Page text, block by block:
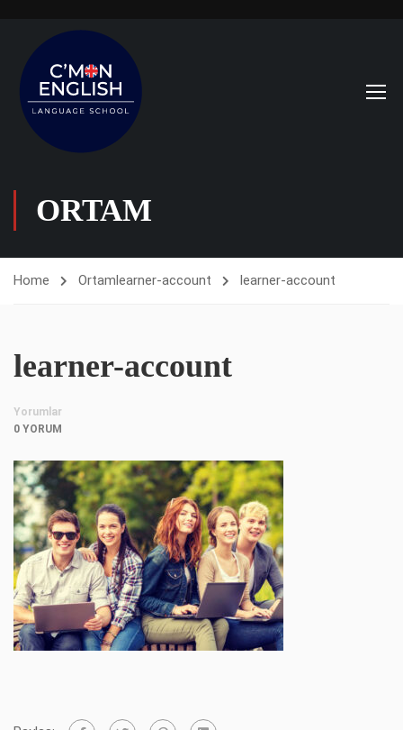
ORTAM
Home Ortamlearner-account learner-account
learner-account
Yorumlar
0 YORUM